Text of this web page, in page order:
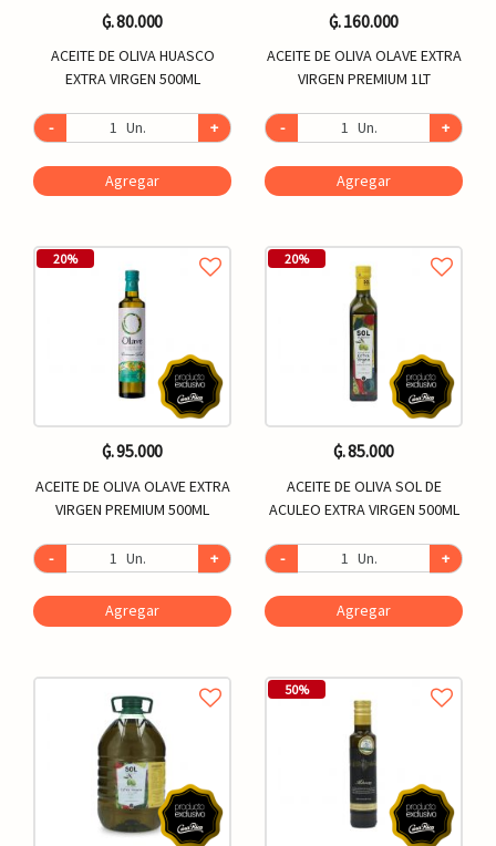
₲. 80.000
ACEITE DE OLIVA HUASCO
EXTRA VIRGEN 500ML
- Un. +
Agregar
₲. 160.000
ACEITE DE OLIVA OLAVE EXTRA
VIRGEN PREMIUM 1LT
- Un. +
Agregar
20%
₲. 95.000
ACEITE DE OLIVA OLAVE EXTRA
VIRGEN PREMIUM 500ML
- Un. +
Agregar
20%
₲. 85.000
ACEITE DE OLIVA SOL DE
ACULEO EXTRA VIRGEN 500ML
- Un. +
Agregar
50%